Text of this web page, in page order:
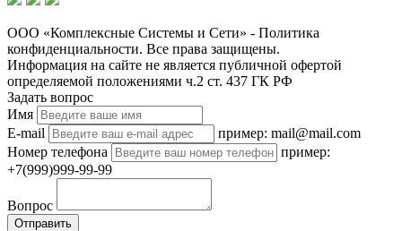
ООО «Комплексные Системы и Сети» - Политика
конфиденциальности. Все права защищены.
Информация на сайте не является публичной офертой
определяемой положениями ч.2 ст. 437 ГК РФ
Задать вопрос
Имя
E-mail
пример: mail@mail.com
Номер телефона
пример:
+7(999)999-99-99
Вопрос
Отправить